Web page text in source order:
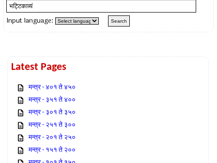
Input language:
Latest Pages
मन्त्र - ४०१ ते ४५०
मन्त्र - ३५१ ते ४००
मन्त्र - ३०१ ते ३५०
मन्त्र - २५१ ते ३००
मन्त्र - २०१ ते २५०
मन्त्र - १५१ ते २००